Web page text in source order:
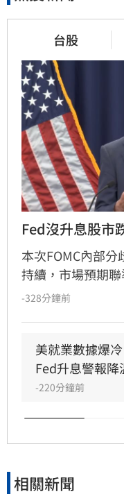
台股
Fed沒升息股市
本次FOMC內部
持續，市場預期
高，凱基投信認
搭配內部官員態
在打壓通膨方面的
-328分鐘前
美就業數據爆
Fed升息警報降
-220分鐘前
相關新聞